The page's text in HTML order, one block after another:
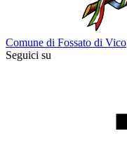
Comune di Fossato di Vico
Seguici su